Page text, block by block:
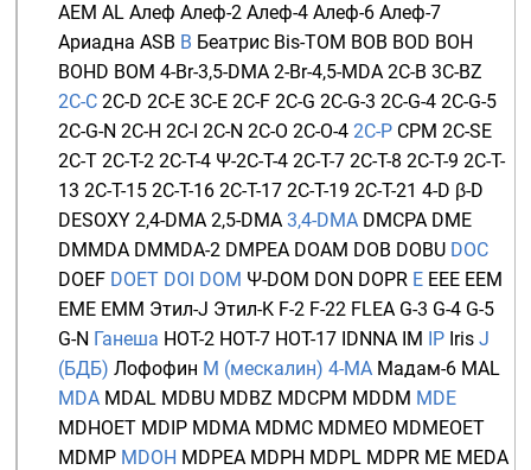
AEM AL Алеф Алеф-2 Алеф-4 Алеф-6 Алеф-7
Ариадна ASB B Беатрис Bis-TOM BOB BOD BOH
BOHD BOM 4-Br-3,5-DMA 2-Br-4,5-MDA 2C-B 3C-BZ
2C-C 2C-D 2C-E 3C-E 2C-F 2C-G 2C-G-3 2C-G-4 2C-G-5
2C-G-N 2C-H 2C-I 2C-N 2C-O 2C-O-4 2C-P CPM 2C-SE
2C-T 2C-T-2 2C-T-4 Ψ-2C-T-4 2C-T-7 2C-T-8 2C-T-9 2C-T-
13 2C-T-15 2C-T-16 2C-T-17 2C-T-19 2C-T-21 4-D β-D
DESOXY 2,4-DMA 2,5-DMA 3,4-DMA DMCPA DME
DMMDA DMMDA-2 DMPEA DOAM DOB DOBU DOC
DOEF DOET DOI DOM Ψ-DOM DON DOPR E EEE EEM
EME EMM Этил-J Этил-K F-2 F-22 FLEA G-3 G-4 G-5
G-N Ганеша HOT-2 HOT-7 HOT-17 IDNNA IM IP Iris J
(БДБ) Лофофин М (мескалин) 4-MA Мадам-6 MAL
MDA MDAL MDBU MDBZ MDCPM MDDM MDE
MDHOET MDIP MDMA MDMC MDMEO MDMEOET
MDMP MDOH MDPEA MDPH MDPL MDPR ME MEDA